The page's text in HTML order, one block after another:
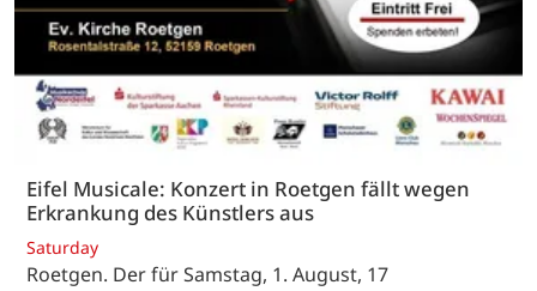
Eifel Musicale: Konzert in Roetgen fällt wegen
Erkrankung des Künstlers aus
Saturday
Roetgen. Der für Samstag, 1. August, 17